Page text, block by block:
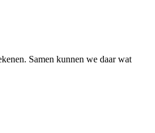
Samen kunnen we daar wat